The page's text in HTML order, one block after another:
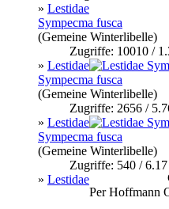
» Lestidae
Sympecma fusca
(Gemeine Winterlibelle)
Zugriffe: 10010 /
» Lestidae
Sympecma fusca
(Gemeine Winterlibelle)
Zugriffe: 2656 /
» Lestidae
Sympecma fusca
(Gemeine Winterlibelle)
Zugriffe: 540 / 6.17
» Lestidae
Per Hoffmann